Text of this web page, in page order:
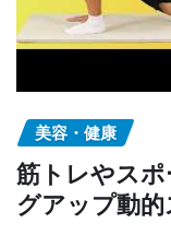
美容・健康
筋トレやス
グアップ動的